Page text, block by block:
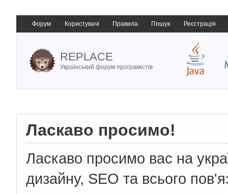
Форум Користувачі Правила Пошук Реєстрація
REPLACE
Український форум програмістів
Ласкаво просимо!
Ласкаво просимо вас на
дизайну, SEO та всього